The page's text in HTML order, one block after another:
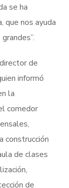
se ha
que nos ayuda
de
informó
la
comedor
construcción
de clases
de